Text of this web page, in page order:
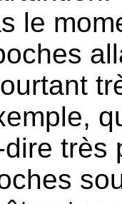
le
très